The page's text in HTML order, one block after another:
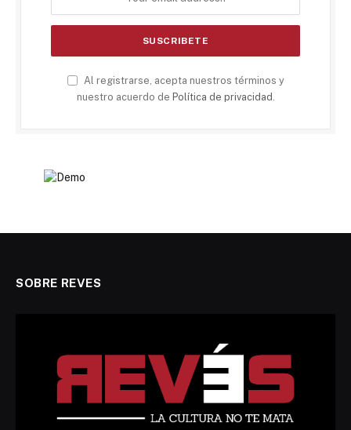
Al registrarse, acepta nuestros términos y
nuestro acuerdo de Política de privacidad .
SOBRE REVES